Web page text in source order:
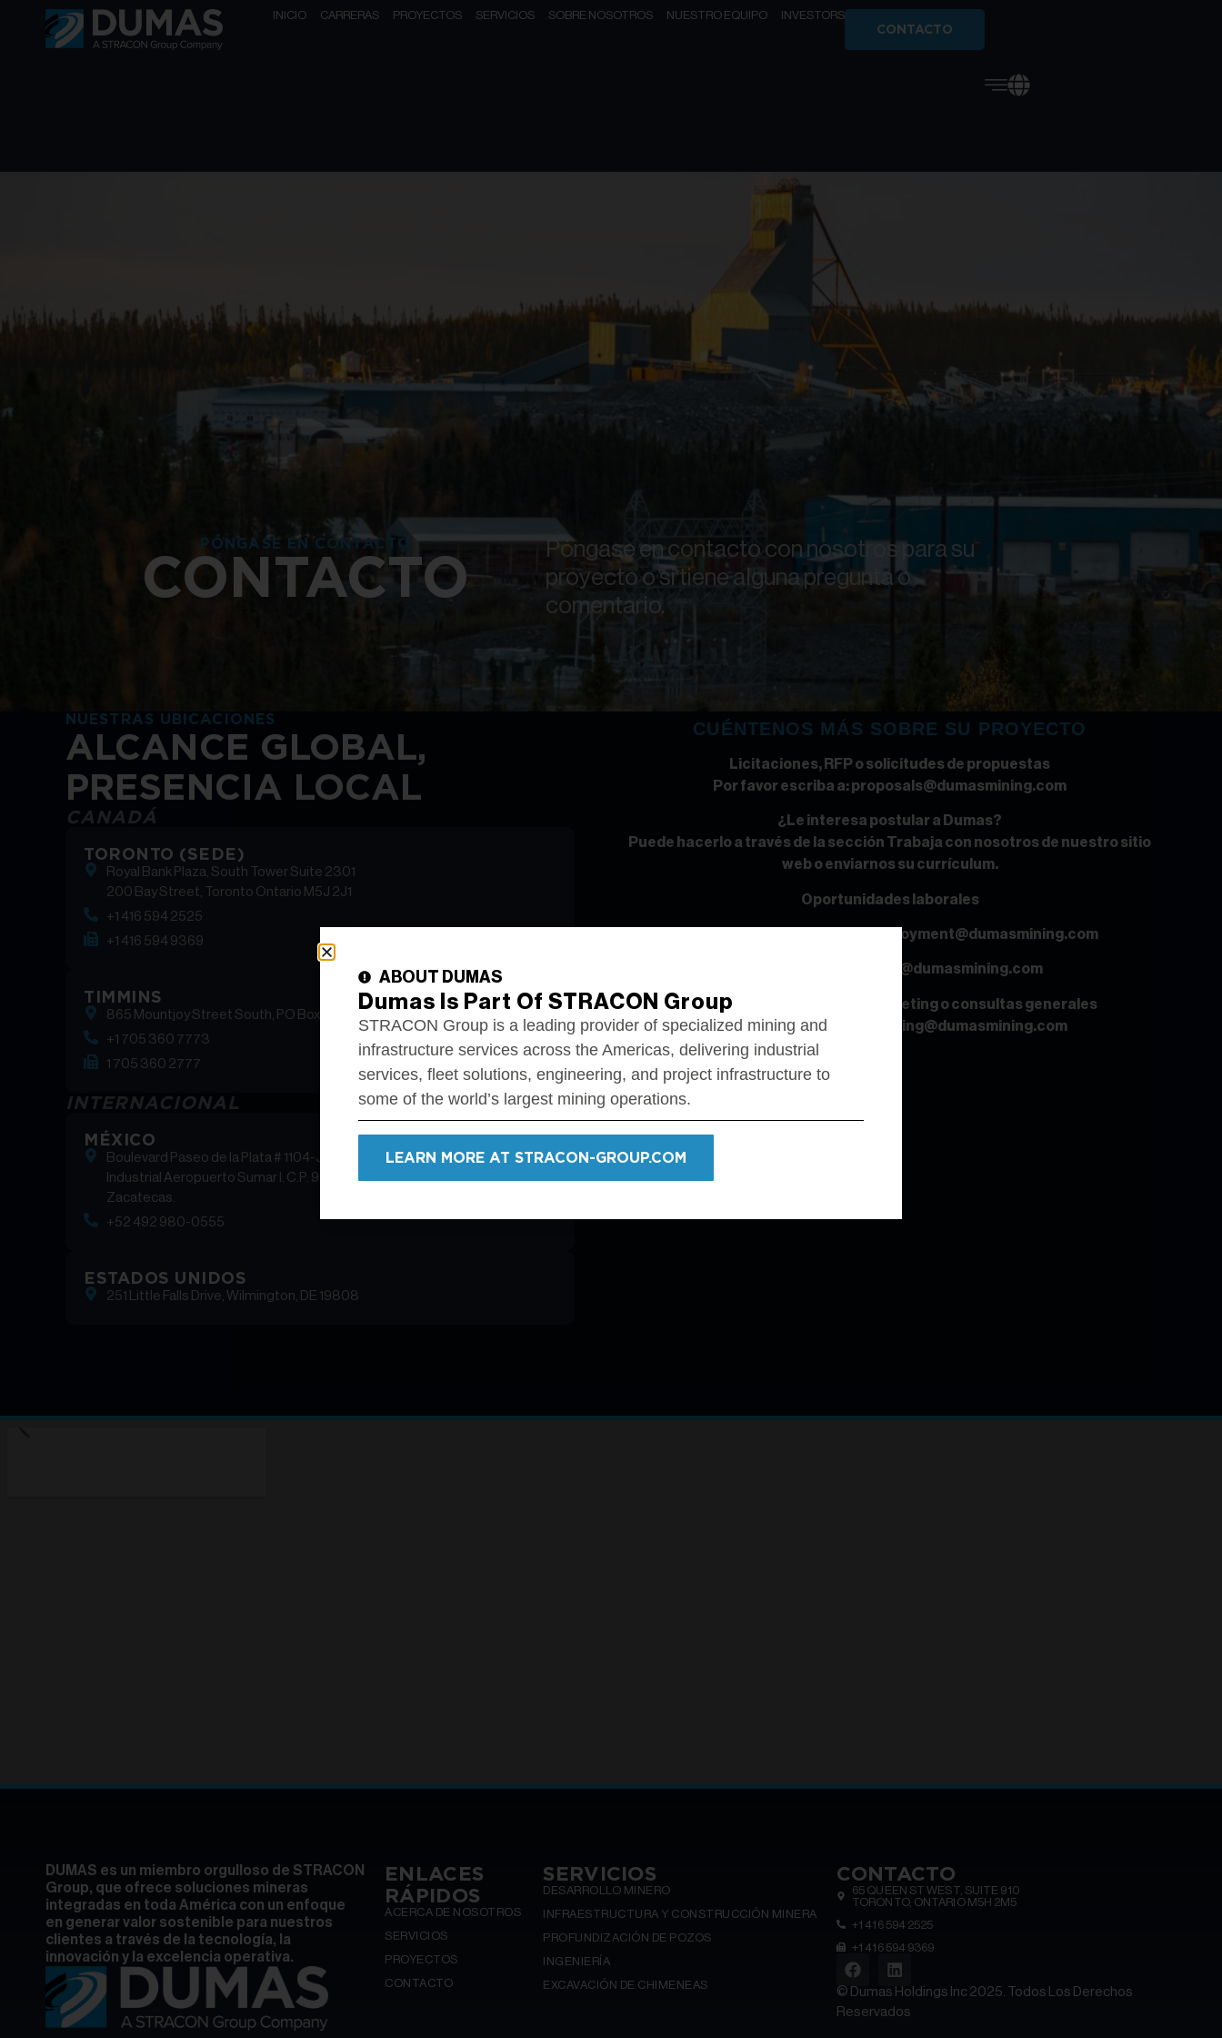
INICIO CARRERAS PROYECTOS SERVICIOS SOBRE NOSOTROS NUESTRO EQUIPO INVESTORS
CONTACTO
PÓNGASE EN CONTACTO
CONTACTO
Póngase en contacto con nosotros para su
proyecto o si tiene alguna pregunta o
comentario.
NUESTRAS UBICACIONES
ALCANCE GLOBAL,
PRESENCIA LOCAL
CANADÁ
TORONTO (SEDE)
Royal Bank Plaza, South Tower Suite 2301
200 Bay Street, Toronto Ontario M5J 2J1
+1 416 594 2525
+1 416 594 9369
TIMMINS
865 Mountjoy Street South, PO Box 1600 Timmins, Ontario P4N 7W7
+1 705 360 7773
1 705 360 2777
INTERNACIONAL
MÉXICO
Boulevard Paseo de la Plata # 1104-J, Parque
Industrial Aeropuerto Sumar I. C.P. 98113, Morelos,
Zacatecas.
+52 492 980-0555
ESTADOS UNIDOS
251 Little Falls Drive, Wilmington, DE 19808
CUÉNTENOS MÁS SOBRE SU PROYECTO
Licitaciones, RFP o solicitudes de propuestas
Por favor escriba a:proposals@dumasmining.com
¿Le interesa postular a Dumas?
Puede hacerlo a través de la sección Trabaja con nosotros de nuestro sitio
web o enviarnos su currículum.
Oportunidades laborales
employment@dumasmining.com
empleo.mexico@dumasmining.com
Solicitudes comunitarias, marketing o consultas generales
Por favor escriba a:
marketing@dumasmining.com
DUMAS es un miembro orgulloso de STRACON
Group, que ofrece soluciones mineras
integradas en toda América con un enfoque
en generar valor sostenible para nuestros
clientes a través de la tecnología, la
innovación y la excelencia operativa.
ENLACES
RÁPIDOS
ACERCA DE NOSOTROS
SERVICIOS
PROYECTOS
CONTACTO
SERVICIOS
DESARROLLO MINERO
INFRAESTRUCTURA Y CONSTRUCCIÓN MINERA
PROFUNDIZACIÓN DE POZOS
INGENIERÍA
EXCAVACIÓN DE CHIMENEAS
CONTACTO
65 QUEEN ST WEST, SUITE 910
TORONTO, ONTARIO M5H 2M5
+1 416 594 2525
+1 416 594 9369
© Dumas Holdings Inc 2025. Todos Los Derechos
Reservados
ABOUT DUMAS
Dumas Is Part Of STRACON Group
STRACON Group is a leading provider of specialized mining and
infrastructure services across the Americas, delivering industrial
services, fleet solutions, engineering, and project infrastructure to
some of the world’s largest mining operations.
LEARN MORE AT STRACON-GROUP.COM